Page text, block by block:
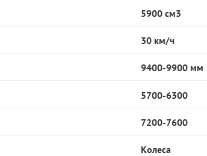
5900 см3
30 км/ч
9400-9900 мм
5700-6300
7200-7600
Колеса